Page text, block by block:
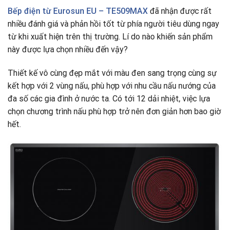
Bếp điện từ Eurosun EU – TE509MAX đã nhận được rất
nhiều đánh giá và phản hồi tốt từ phía người tiêu dùng ngay
từ khi xuất hiện trên thị trường. Lí do nào khiến sản phẩm
này được lựa chọn nhiều đến vậy?
Thiết kế vô cùng đẹp mắt với màu đen sang trọng cùng sự
kết hợp với 2 vùng nấu, phù hợp với nhu cầu nấu nướng của
đa số các gia đình ở nước ta. Có tới 12 dải nhiệt, việc lựa
chọn chương trình nấu phù hợp trở nên đơn giản hơn bao giờ
hết.